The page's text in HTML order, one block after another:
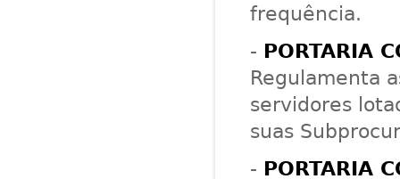
frequência.
- PORTARIA
Regulamenta
servidores
suas
- PORTARIA